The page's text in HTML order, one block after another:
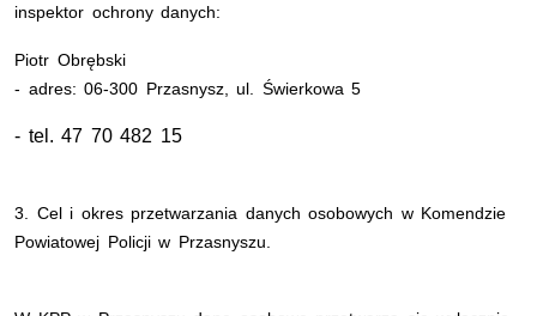
inspektor ochrony danych:
Piotr Obrębski
- adres: 06-300 Przasnysz, ul. Świerkowa 5
- tel. 47 70 482 15
3. Cel i okres przetwarzania danych osobowych w Komendzie
Powiatowej Policji w Przasnyszu.